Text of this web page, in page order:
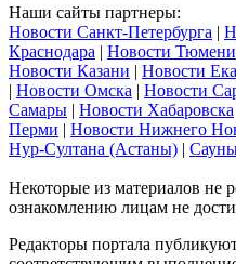
Наши сайты партнеры:
Новости Санкт-Петербурга |
Краснодара | Новости Тюмени
Новости Казани | Новости
| Новости Омска | Новости
Самары | Новости Хабаровска
Перми | Новости Нижнего
Нур-Султана (Астаны) |
Некоторые из материалов не
ознакомлению лицам не
Редакторы портала